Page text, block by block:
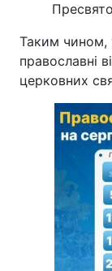
Таким чином,
православні
церковних